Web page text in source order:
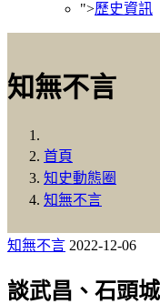
">歷史資訊
知無不言
首頁
知史動態圈
知無不言
知無不言 2022-12-06
談武昌、石頭